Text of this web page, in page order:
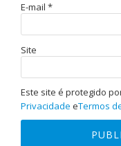
E-mail *
Site
Este site é protegido
Privacidade eTermos